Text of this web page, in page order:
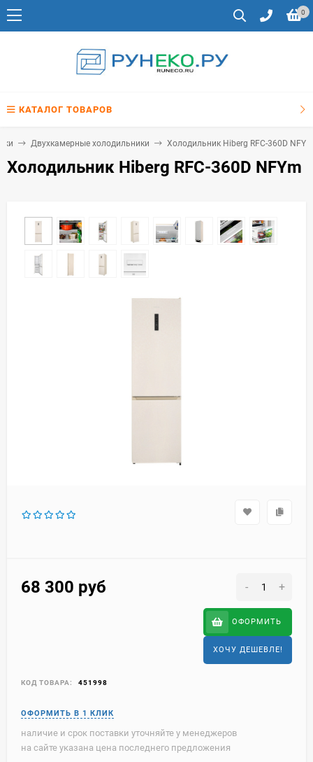
0
КАТАЛОГ ТОВАРОВ
Двухкамерные холодильники Холодильник Hiberg RFC-360D NFYm
Холодильник Hiberg RFC-360D NFYm
68 300 руб - +
ОФОРМИТЬ
ХОЧУ ДЕШЕВЛЕ!
КОД ТОВАРА: 451998
наличие и срок поставки уточняйте у менеджеров
на сайте указана цена последнего предложения